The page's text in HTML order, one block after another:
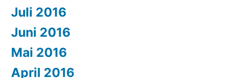
Juli 2016
Juni 2016
Mai 2016
April 2016